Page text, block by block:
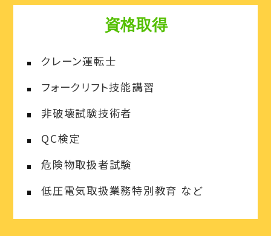
資格取得
クレーン運転士
フォークリフト技能講習
非破壊試験技術者
QC検定
危険物取扱者試験
低圧電気取扱業務特別教育 など